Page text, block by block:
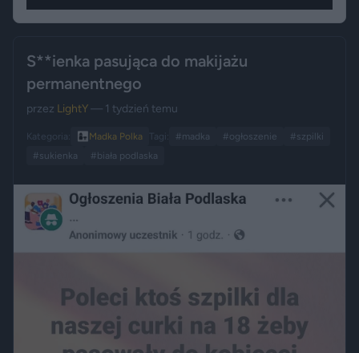
S**ienka pasująca do makijażu
permanentnego
przez LightY— 1 tydzień temu
Kategoria: 👩‍👧 Madka Polka Tagi: #madka #ogłoszenie
#szpilki
#sukienka
#biała podlaska